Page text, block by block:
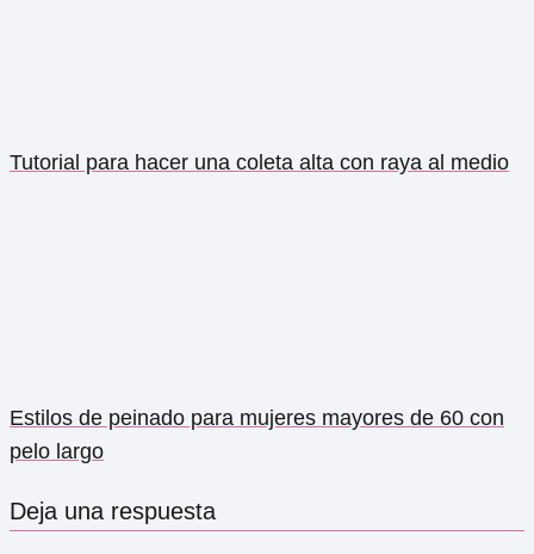
Tutorial para hacer una coleta alta con raya al medio
Estilos de peinado para mujeres mayores de 60 con
pelo largo
Deja una respuesta